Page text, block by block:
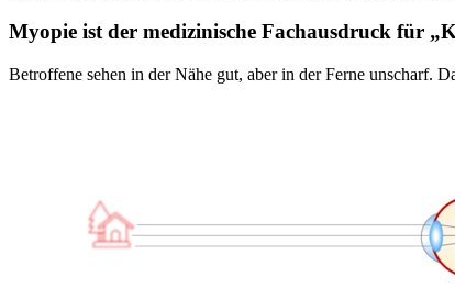
Myopie ist der medizinische Fachausdruck für
Betroffene sehen in der Nähe gut, aber in der Ferne unscharf.